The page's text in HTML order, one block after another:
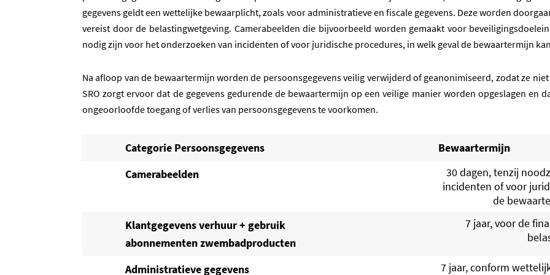
gegevens geldt een wettelijke bewaarplicht, zoals voor administratieve en fiscale gegevens. Deze worden
vereist door de belastingwetgeving. Camerabeelden die bijvoorbeeld worden gemaakt voor
nodig zijn voor het onderzoeken van incidenten of voor juridische procedures, in welk geval de bewaartermijn
Na afloop van de bewaartermijn worden de persoonsgegevens veilig verwijderd of geanonimiseerd, zodat ze
SRO zorgt ervoor dat de gegevens gedurende de bewaartermijn op een veilige manier worden opgeslagen en
ongeoorloofde toegang of verlies van persoonsgegevens te voorkomen.
Categorie Persoonsgegevens
Bewaartermijn
Camerabeelden
30 dagen, tenzij
incidenten of voor
de
Klantgegevens verhuur + gebruik
abonnementen zwembadproducten
7 jaar, voor de
Administratieve gegevens
7 jaar, conform